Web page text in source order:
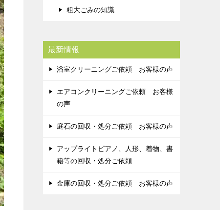
粗大ごみの知識
最新情報
浴室クリーニングご依頼 お客様の声
エアコンクリーニングご依頼 お客様
の声
庭石の回収・処分ご依頼 お客様の声
アップライトピアノ、人形、着物、書
籍等の回収・処分ご依頼
金庫の回収・処分ご依頼 お客様の声